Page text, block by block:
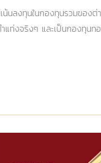
น้นลงทุนในกองทุนรวมขอ
ท่งจริงๆ และเป็นกองทุนท